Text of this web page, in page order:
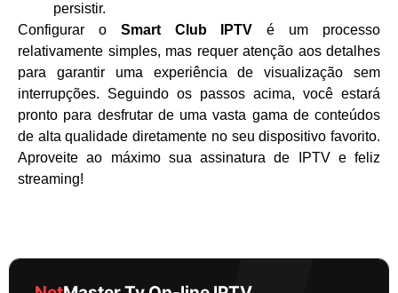
persistir.
Configurar o Smart Club IPTV é um processo
relativamente simples, mas requer atenção aos detalhes
para garantir uma experiência de visualização sem
interrupções. Seguindo os passos acima, você estará
pronto para desfrutar de uma vasta gama de conteúdos
de alta qualidade diretamente no seu dispositivo favorito.
Aproveite ao máximo sua assinatura de IPTV e feliz
streaming!